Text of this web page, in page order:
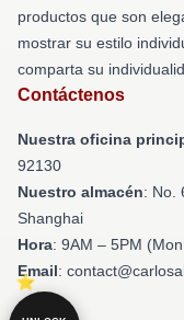
productos que son
mostrar su estilo
comparta su
Contáctenos
Nuestra oficina
92130
Nuestro almacén: No.
Shanghai
Hora: 9AM – 5PM
Email: